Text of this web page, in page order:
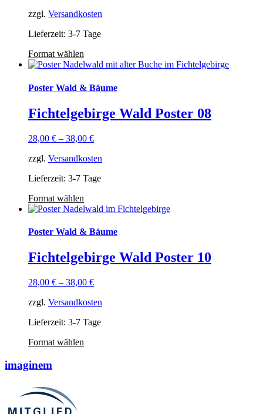
zzgl. Versandkosten
Lieferzeit: 3-7 Tage
Format wählen
Poster Wald & Bäume
Fichtelgebirge Wald Poster 08
28,00 € – 38,00 €
zzgl. Versandkosten
Lieferzeit: 3-7 Tage
Format wählen
Poster Wald & Bäume
Fichtelgebirge Wald Poster 10
28,00 € – 38,00 €
zzgl. Versandkosten
Lieferzeit: 3-7 Tage
Format wählen
imaginem